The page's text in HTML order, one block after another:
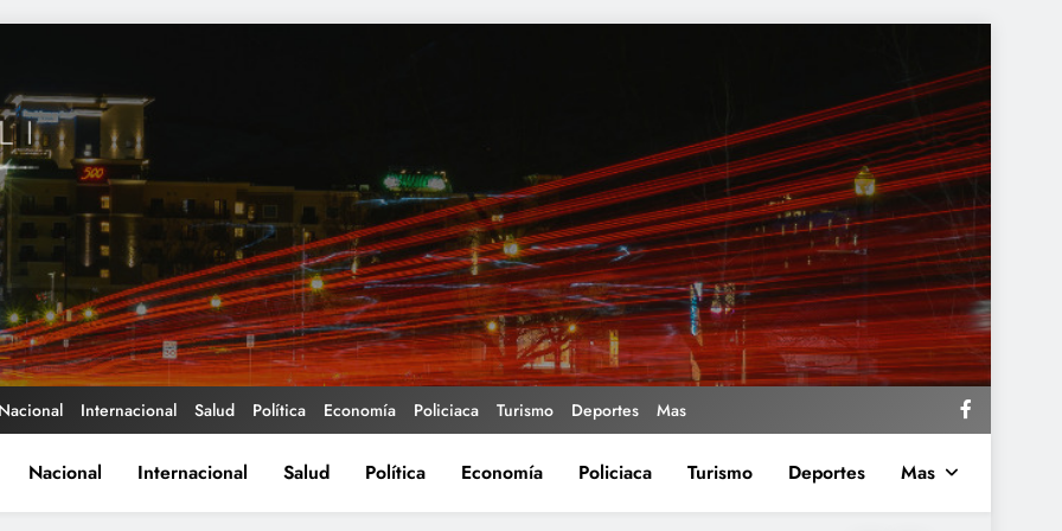
Nacional Internacional Salud Política Economía Policiaca Turismo Deportes Mas
Nacional Internacional Salud Política Economía Policiaca Turismo Deportes Mas